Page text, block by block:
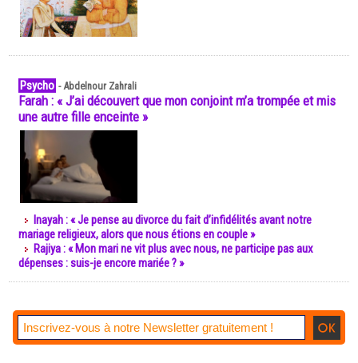
Psycho -Abdelnour Zahrali
Farah : « J’ai découvert que mon conjoint m’a trompée et mis
une autre fille enceinte »
Inayah : « Je pense au divorce du fait d’infidélités avant notre
mariage religieux, alors que nous étions en couple »
Rajiya : « Mon mari ne vit plus avec nous, ne participe pas aux
dépenses : suis-je encore mariée ? »